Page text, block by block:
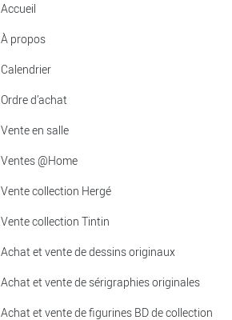
Accueil
À propos
Calendrier
Ordre d’achat
Vente en salle
Ventes @Home
Vente collection Hergé
Vente collection Tintin
Achat et vente de dessins originaux
Achat et vente de sérigraphies originales
Achat et vente de figurines BD de collection